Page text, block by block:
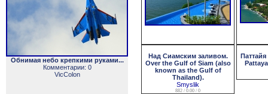
Обнимая небо крепкими руками...
Комментарии: 0
VicColon
Над Сиамским заливом.
Over the Gulf of Siam (also
known as the Gulf of
Thailand).
Smyslik
882 / 0.00 / 0